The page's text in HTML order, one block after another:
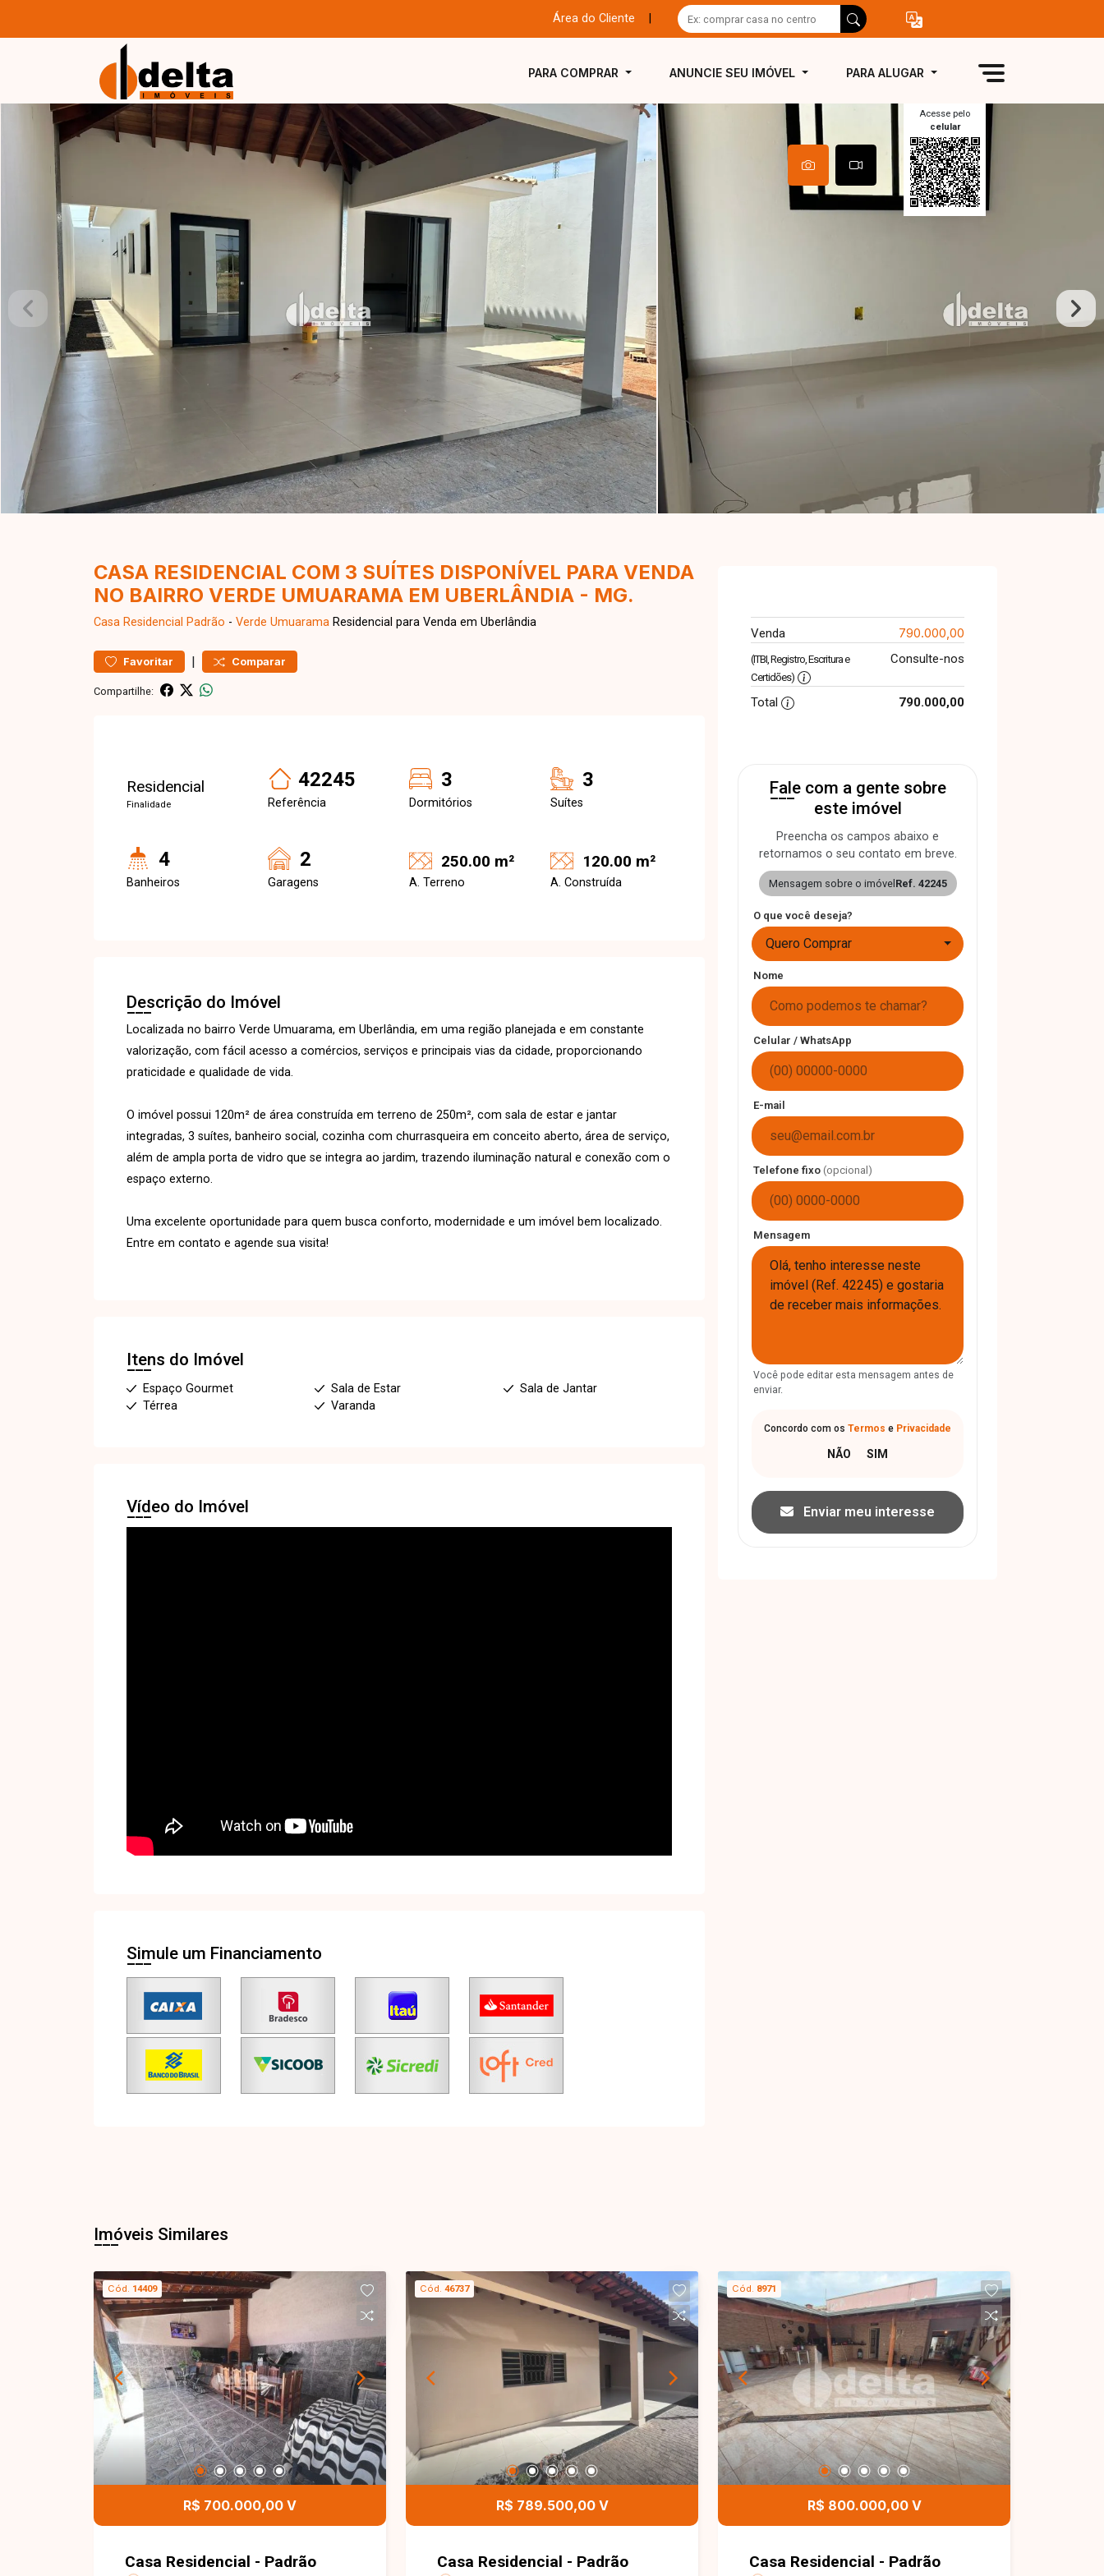
Área do Cliente
PARA COMPRAR ANUNCIE SEU IMÓVEL PARA ALUGAR
Acesse pelo
celular
CASA RESIDENCIAL COM 3 SUÍTES DISPONÍVEL PARA VENDA
NO BAIRRO VERDE UMUARAMA EM UBERLÂNDIA - MG.
Casa Residencial Padrão - Verde Umuarama Residencial para Venda em Uberlândia
Favoritar | Comparar
Compartilhe:
Residencial
Finalidade
42245
Referência
3
Dormitórios
3
Suítes
4
Banheiros
2
Garagens
250.00 m²
A. Terreno
120.00 m²
A. Construída
Descrição do Imóvel
Localizada no bairro Verde Umuarama, em Uberlândia, em uma região planejada e em constante
valorização, com fácil acesso a comércios, serviços e principais vias da cidade, proporcionando
praticidade e qualidade de vida.
O imóvel possui 120m² de área construída em terreno de 250m², com sala de estar e jantar
integradas, 3 suítes, banheiro social, cozinha com churrasqueira em conceito aberto, área de serviço,
além de ampla porta de vidro que se integra ao jardim, trazendo iluminação natural e conexão com o
espaço externo.
Uma excelente oportunidade para quem busca conforto, modernidade e um imóvel bem localizado.
Entre em contato e agende sua visita!
Itens do Imóvel
Espaço Gourmet Sala de Estar
Sala de Jantar
Térrea
Varanda
Vídeo do Imóvel
Simule um Financiamento
Venda 790.000,00
(ITBI, Registro, Escritura e
Certidões)
Consulte-nos
Total 790.000,00
Fale com a gente sobre
este imóvel
Preencha os campos abaixo e
retornamos o seu contato em breve.
Mensagem sobre o imóvel Ref. 42245
O que você deseja?
Quero Comprar
Nome
Celular / WhatsApp
E-mail
Telefone fixo (opcional)
Mensagem
Você pode editar esta mensagem antes de
enviar.
Concordo com os Termos e Privacidade
Enviar meu interesse
Imóveis Similares
Cód. 14409
R$ 700.000,00 V
Casa Residencial - Padrão
Cód. 46737
R$ 789.500,00 V
Casa Residencial - Padrão
Cód. 8971
R$ 800.000,00 V
Casa Residencial - Padrão